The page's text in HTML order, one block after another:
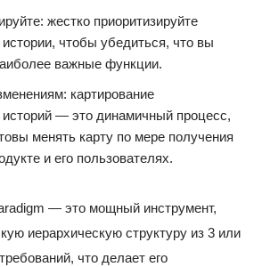
жестко приоритизируйте
истории, чтобы убедиться, что вы
важные функции.
картирование
историй — это динамичный процесс,
менять карту по мере получения
и его пользователях.
— это мощный инструмент,
иерархическую структуру из 3 или
что делает его